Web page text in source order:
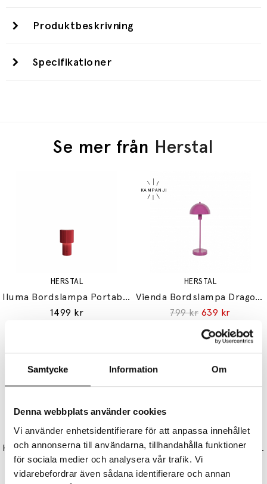
Samtycke Information Om
Denna webbplats använder cookies
Vi använder enhetsidentifierare för att anpassa innehållet
och annonserna till användarna, tillhandahålla funktioner
för sociala medier och analysera vår trafik. Vi
vidarebefordrar även sådana identifierare och annan
Produktbeskrivning
Specifikationer
Se mer från Herstal
HERSTAL
Iluma Bordslampa Portabel Röd
1499 kr
HERSTAL
Vienda Bordslampa Dragon Purple
799 kr 639 kr
HERSTAL
Harlekin Duo Vägglampa Mattsvart
899 kr 719 kr
HERSTAL
Vienda Golvlampa Vit/Opalglas
999 kr 799 kr